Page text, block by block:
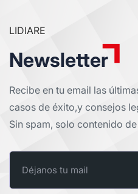
LIDIARE
Newsletter
Recibe en tu email las
casos de éxito,y consejos
Sin spam, solo contenido